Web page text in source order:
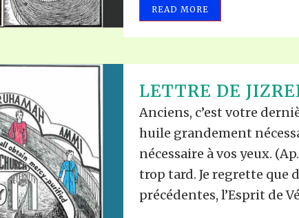
READ MORE
LETTRE DE
Anciens, c’est votre
huile grandement
nécessaire à vos yeux.
trop tard. Je regrette que
précédentes, l’Esprit de